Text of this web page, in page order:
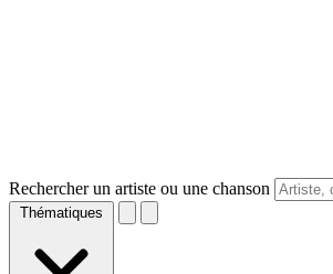
Rechercher un artiste ou une chanson
Thématiques